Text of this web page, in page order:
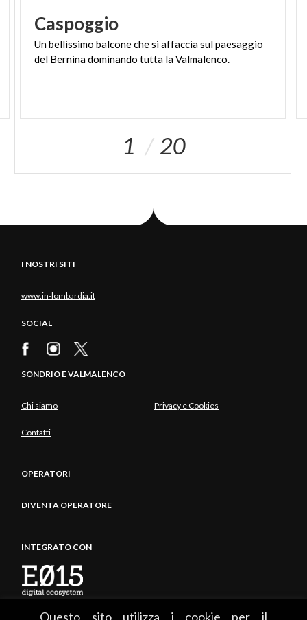
Questo sito utilizza i cookie per il
Caspoggio
Unbellissimo balconechesiaffacciasulpaesaggio
del Berninadominando tutta laValmalenco.
1 20
I NOSTRI SITI
www.in-lombardia.it
SOCIAL
SONDRIO E VALMALENCO
Chi siamo Privacy e Cookies
Contatti
OPERATORI
DIVENTA OPERATORE
INTEGRATO CON